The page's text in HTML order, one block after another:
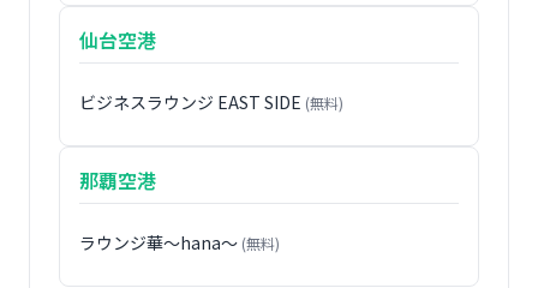
仙台空港
ビジネスラウンジ EAST SIDE (無料)
那覇空港
ラウンジ華〜hana〜 (無料)